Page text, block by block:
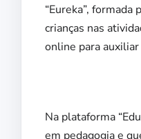
“Eureka”,
crianças nas
online para auxiliar
Na plataforma
em pedagogia e